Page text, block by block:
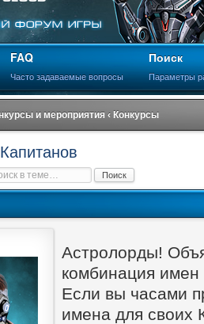
FAQ
Часто задаваемые вопросы
Поиск
Параметры
и мероприятия ‹ Конкурсы
Астролорды!
комбинация имен
Если вы часами
имена для своих